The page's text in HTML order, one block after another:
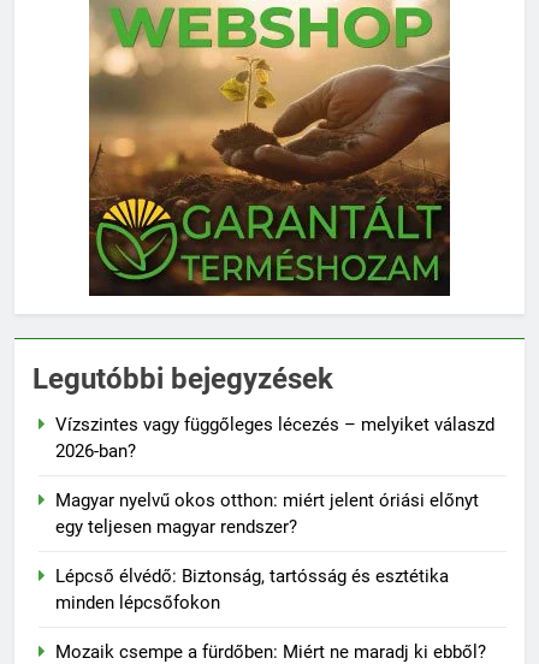
Legutóbbi bejegyzések
Vízszintes vagy függőleges lécezés – melyiket válaszd
2026-ban?
Magyar nyelvű okos otthon: miért jelent óriási előnyt
egy teljesen magyar rendszer?
Lépcső élvédő: Biztonság, tartósság és esztétika
minden lépcsőfokon
Mozaik csempe a fürdőben: Miért ne maradj ki ebből?